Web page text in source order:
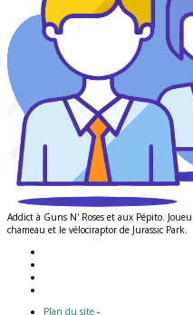
Addict à Guns N' Roses et aux Pépito.
chameau et le vélociraptor de Jurassic Park.
Plan du site -